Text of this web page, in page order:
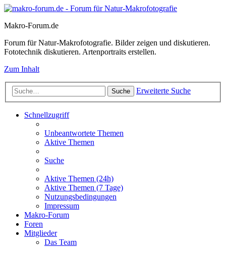
Makro-Forum.de
Forum für Natur-Makrofotografie. Bilder zeigen und diskutieren.
Fototechnik diskutieren. Artenportraits erstellen.
Zum Inhalt
Suche Erweiterte Suche
Schnellzugriff
Unbeantwortete Themen
Aktive Themen
Suche
Aktive Themen (24h)
Aktive Themen (7 Tage)
Nutzungsbedingungen
Impressum
Makro-Forum
Foren
Mitglieder
Das Team